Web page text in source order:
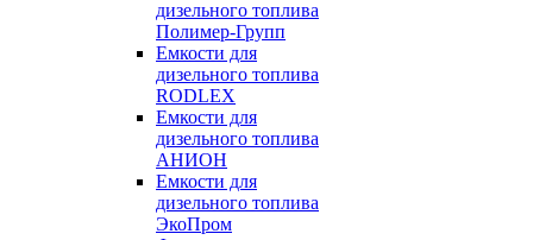
дизельного топлива
Полимер-Групп
Емкости для
дизельного топлива
RODLEX
Емкости для
дизельного топлива
АНИОН
Емкости для
дизельного топлива
ЭкоПром